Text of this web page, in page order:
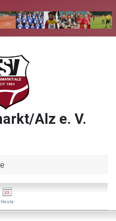
Alz e. V.
Heute